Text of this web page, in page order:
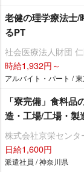
老健の理学療法士/
るPT
社会医療法人財団
時給1,932円～
アルバイト・パート /
「寮完備」食料
造・工場/工場・製
株式会社京栄センタ
日給1,600円
派遣社員 / 神奈川県